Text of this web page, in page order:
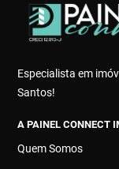
Especialista em
Santos!
A PAINEL CONNECT
Quem Somos